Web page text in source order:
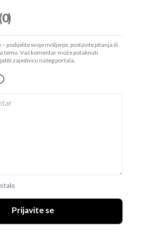
(0)
podijelite svoje mišljenje, postavite pitanja ili
temu. Vaš komentar može potaknuti
zajednicu našeg portala.
Prijavite se